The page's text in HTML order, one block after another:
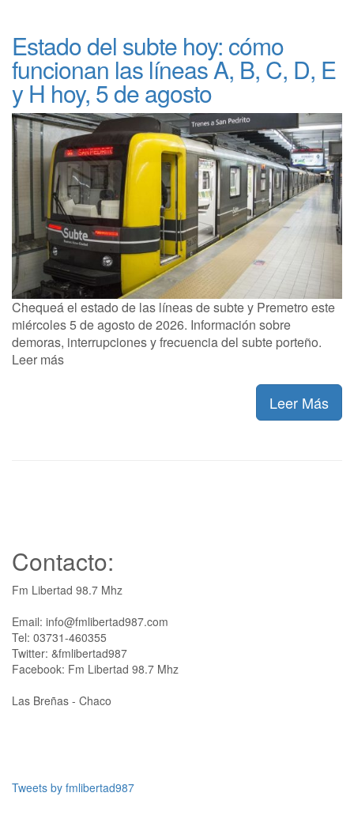
Estado del subte hoy: cómo
funcionan las líneas A, B, C, D, E
y H hoy, 5 de agosto
Chequeá el estado de las líneas de subte y Premetro este
miércoles 5 de agosto de 2026. Información sobre
demoras, interrupciones y frecuencia del subte porteño.
Leer más
Leer Más
Contacto:
Fm Libertad 98.7 Mhz
Email: info@fmlibertad987.com
Tel: 03731-460355
Twitter: &fmlibertad987
Facebook: Fm Libertad 98.7 Mhz
Las Breñas - Chaco
Tweets by fmlibertad987